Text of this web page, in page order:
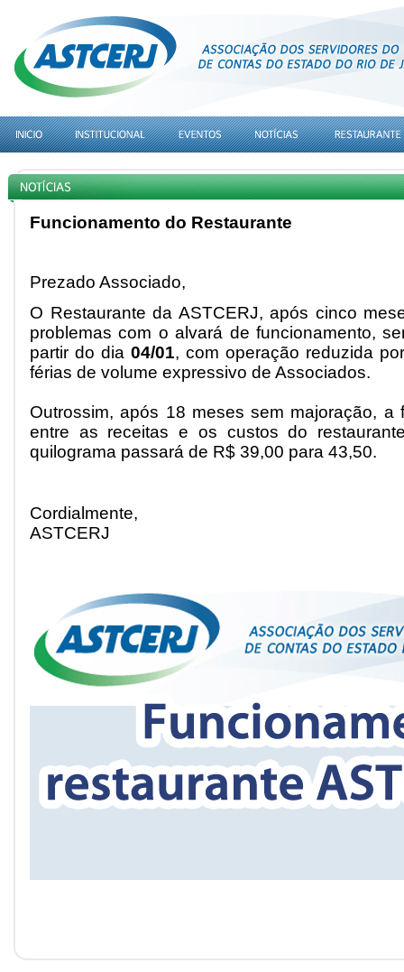
Funcionamento do Restaurante
Prezado Associado,
O Restaurante da ASTCERJ, após cinco
problemas com o alvará de funcionamento,
partir do dia 04/01, com operação reduzida
férias de volume expressivo de Associados.
Outrossim, após 18 meses sem majoração, a
entre as receitas e os custos do
quilograma passará de R$ 39,00 para 43,50.
Cordialmente,
ASTCERJ